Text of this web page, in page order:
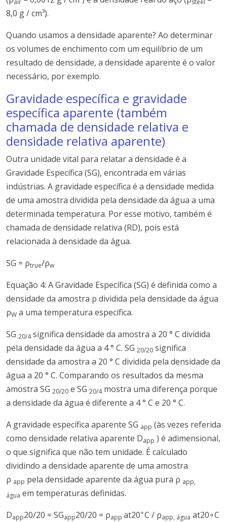
air steel
8,0 g / cm³).
Quando usamos a densidade aparente? Ao determinar
os volumes de enchimento com um equilíbrio de um
resultado de densidade, a densidade aparente é o valor
necessário, por exemplo.
Gravidade específica e gravidade
específica aparente (também
chamada de densidade relativa e
densidade relativa aparente)
Outra unidade vital para relatar a densidade é a
Gravidade Específica (SG), encontrada em várias
indústrias. A gravidade específica é a densidade medida
de uma amostra dividida pela densidade da água a uma
determinada temperatura. Por esse motivo, também é
chamada de densidade relativa (RD), pois está
relacionada à densidade da água.
SG = ρtrue/ρw
Equação 4: A Gravidade Específica (SG) é definida como a
densidade da amostra ρ dividida pela densidade da água
ρW a uma temperatura específica.
SG 20/4 significa densidade da amostra a 20 ° C dividida
pela densidade da água a 4 ° C. SG 20/20 significa
densidade da amostra a 20 ° C dividida pela densidade da
água a 20 ° C. Comparando os resultados da mesma
amostra SG 20/20 e SG 20/4 mostra uma diferença porque
a densidade da água é diferente a 4 ° C e 20 ° C.
A gravidade específica aparente SG app (às vezes referida
como densidade relativa aparente Dapp ) é adimensional,
o que significa que não tem unidade. É calculado
dividindo a densidade aparente de uma amostra
ρ app pela densidade aparente da água pura ρ app,
água em temperaturas definidas.
Dapp20/20 = SGapp20/20 = ρapp at20∘C / ρapp, água at20∘C